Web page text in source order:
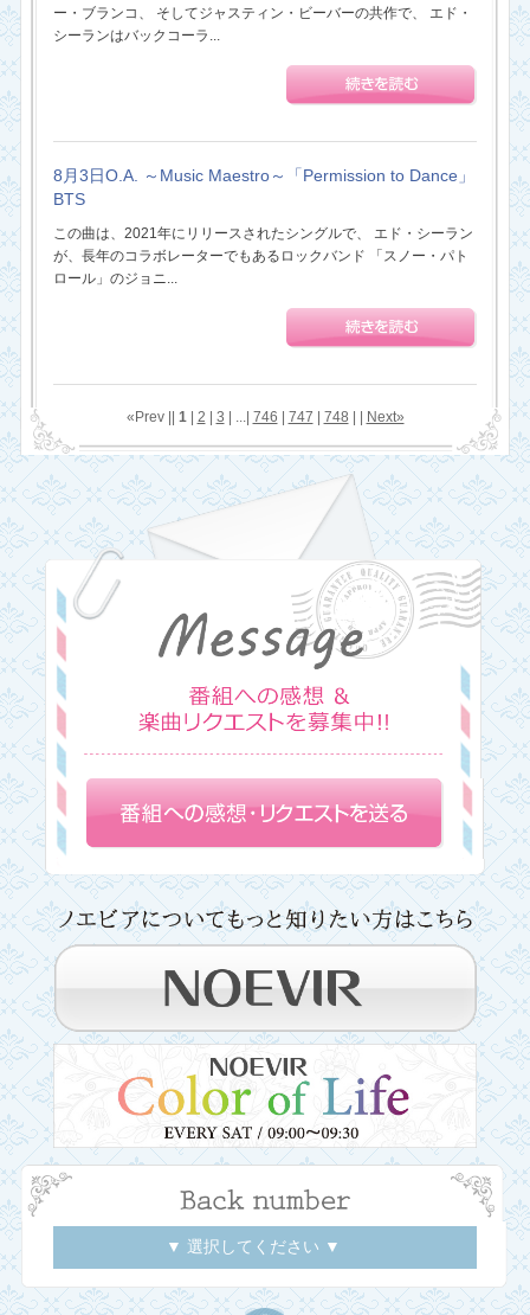
ー・ブランコ、 そしてジャスティン・ビーバーの共作で、 エド・
シーランはバックコーラ...
8月3日O.A. ～Music Maestro～「Permission to Dance」
BTS
この曲は、2021年にリリースされたシングルで、 エド・シーラン
が、長年のコラボレーターでもあるロックバンド 「スノー・パト
ロール」のジョニ...
«Prev || 1| 2 3 | ...| 746 747 748 Next»